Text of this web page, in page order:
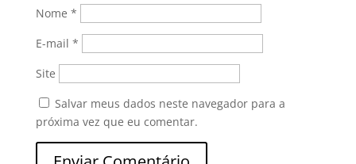
Nome *
E-mail *
Site
Salvar meus dados neste navegador para a
próxima vez que eu comentar.